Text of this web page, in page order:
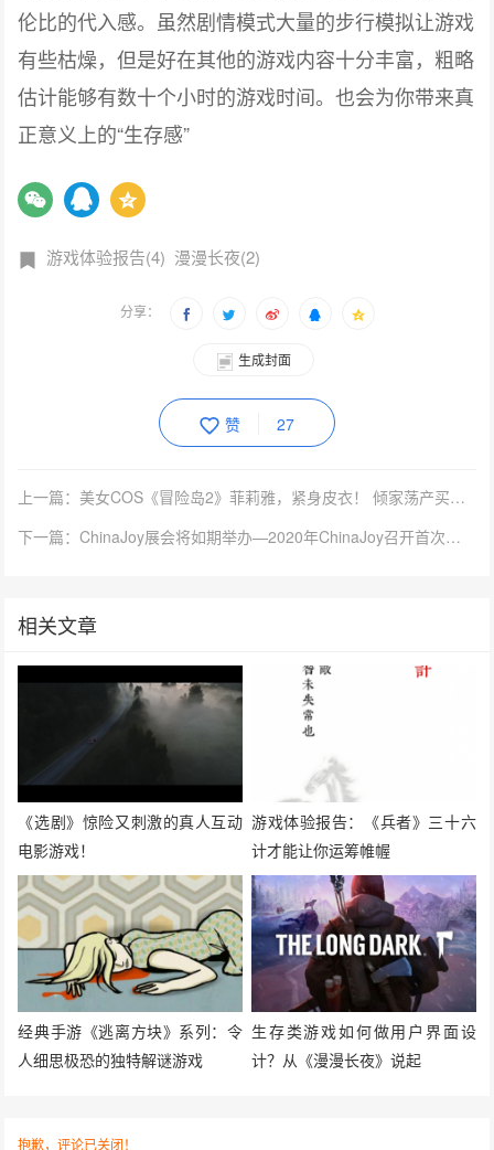
伦比的代入感。虽然剧情模式大量的步行模拟让游戏
有些枯燥，但是好在其他的游戏内容十分丰富，粗略
估计能够有数十个小时的游戏时间。也会为你带来真
正意义上的“生存感”
游戏体验报告(4) 漫漫长夜(2)
分享：
生成封面
赞 27
上一篇：美女COS《冒险岛2》菲莉雅，紧身皮衣！ 倾家荡产买入此股
下一篇：ChinaJoy展会将如期举办—2020年ChinaJoy召开首次新闻发布会
相关文章
《选剧》惊险又刺激的真人互动
电影游戏！
游戏体验报告：《兵者》三十六
计才能让你运筹帷幄
经典手游《逃离方块》系列：令
人细思极恐的独特解谜游戏
生存类游戏如何做用户界面设
计？从《漫漫长夜》说起
抱歉，评论已关闭！